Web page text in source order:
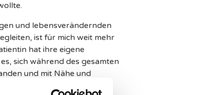
und lebensverändernden
ist für mich weit mehr
hat ihre eigene
sich während des gesamten
und mit Nähe und